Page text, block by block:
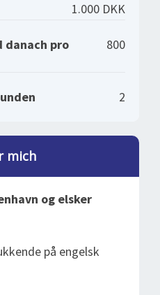
1.000 DKK
danach pro
800
2
mich
og elsker
på engelsk